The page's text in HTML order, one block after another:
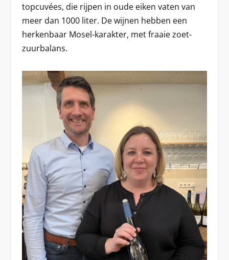
topcuvées, die rijpen in oude eiken vaten van
meer dan 1000 liter. De wijnen hebben een
herkenbaar Mosel-karakter, met fraaie zoet-
zuurbalans.